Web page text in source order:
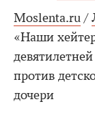
Moslenta.ru /
«Наши
против
дочери